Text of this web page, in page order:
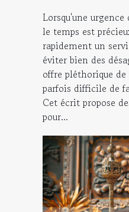
Lorsqu'une
le temps est
rapidement un
éviter bien des
offre pléthorique
parfois difficile de
Cet écrit propose
pour...